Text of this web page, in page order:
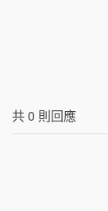
共0 則回應